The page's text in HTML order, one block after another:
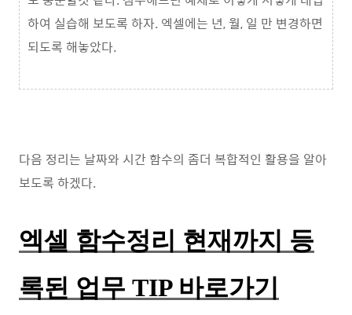
하여 실습해 보도록 하자. 엑셀에는 년, 월, 일 만 변경하면
되도록 해놓았다.
다음 정리는 날짜와 시간 함수의 좀더 복합적인 활용을 알아
보도록 하겠다.
엑셀 함수정리 현재까지 등
록된 업무 TIP 바로가기